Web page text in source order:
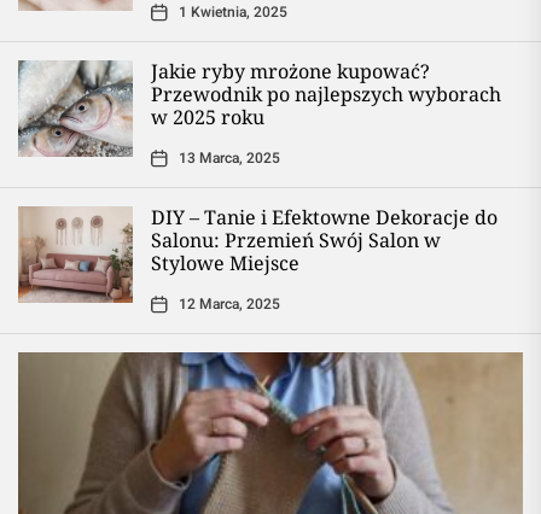
1 Kwietnia, 2025
Jakie ryby mrożone kupować?
Przewodnik po najlepszych wyborach
w 2025 roku
13 Marca, 2025
DIY – Tanie i Efektowne Dekoracje do
Salonu: Przemień Swój Salon w
Stylowe Miejsce
12 Marca, 2025